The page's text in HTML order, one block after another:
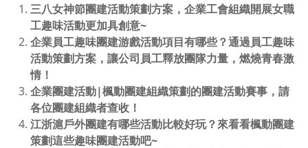
三八女神節團建活動策劃方案，企業工會組織開展女職
工趣味活動更加具創意~
企業員工趣味團建游戲活動項目有哪些？通過員工趣味
活動策劃方案，讓公司員工釋放團隊力量，燃燒青春激
情！
企業團建活動|楓動團建組織策劃的團建活動賽事，請
各位團建組織者查收！
江浙滬戶外團建有哪些活動比較好玩？來看看楓動團建
策劃這些趣味團建活動吧~